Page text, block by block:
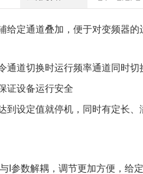
给定通道叠加，便于对变频器
道切换时运行频率通道同时切
证设备运行安全
到设定值就停机，同时有定长
参数解耦，调节更加方便，给